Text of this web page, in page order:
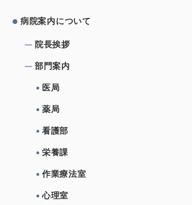
病院案内について
院⻑挨拶
部⾨案内
医局
薬局
看護部
栄養課
作業療法室
心理室